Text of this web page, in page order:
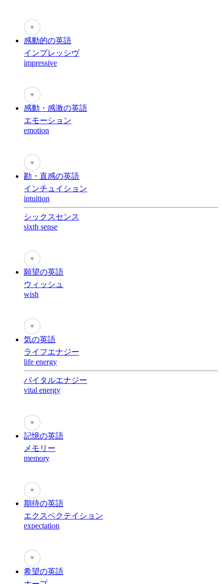
♥
感動的の英語
インプレッシヴ
impressive
♥
感動・感激の英語
エモーション
emotion
♥
勘・直感の英語
インチュイション
intuition
シックスセンス
sixth sense
♥
願望の英語
ウィッシュ
wish
♥
気の英語
ライフエナジー
life energy
バイタルエナジー
vital energy
♥
記憶の英語
メモリー
memory
♥
期待の英語
エクスペクテイション
expectation
♥
希望の英語